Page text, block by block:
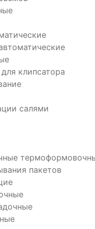
клипсатора
салями
пакетов